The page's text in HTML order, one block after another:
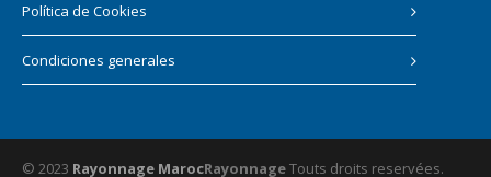
Política de Cookies
Condiciones generales
© 2023 Rayonnage MarocRayonnageTouts droits reservées.